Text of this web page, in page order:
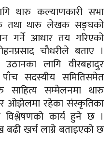
थारु कल्याणकारी सभा
तथा थारु लेखक सङ्घको
गर्ने आधार तय गरिएको
चौधरीले बताए ।
उठानका लागि वीरबहादुर
सदस्यीय समितिसमेत
सम्मेलनमा थारु
र ओझेलमा रहेका संस्कृतिका
कार्य हुने छ ।
खर्च लाग्ने बताइएको छ